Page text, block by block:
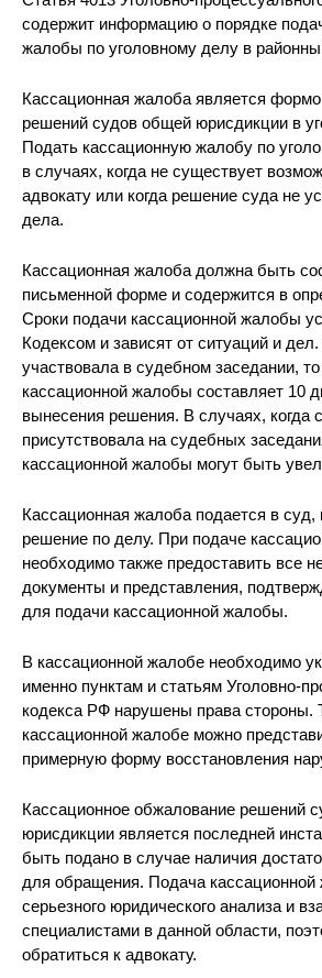
содержит информацию о порядке
жалобы по уголовному делу в
Кассационная жалоба является
решений судов общей юрисдикции в
Подать кассационную жалобу по
в случаях, когда не существует
адвокату или когда решение суда не
дела.
Кассационная жалоба должна быть
письменной форме и содержится в
Сроки подачи кассационной жалобы
Кодексом и зависят от ситуаций и
участвовала в судебном заседании,
кассационной жалобы составляет 10
вынесения решения. В случаях, когда
присутствовала на судебных
кассационной жалобы могут быть
Кассационная жалоба подается в суд,
решение по делу. При подаче
необходимо также предоставить все
документы и представления,
для подачи кассационной жалобы.
В кассационной жалобе необходимо
именно пунктам и статьям Уголовно-
кодекса РФ нарушены права стороны.
кассационной жалобе можно
примерную форму восстановления
Кассационное обжалование решений
юрисдикции является последней
быть подано в случае наличия
для обращения. Подача
серьезного юридического анализа и
специалистами в данной области,
обратиться к адвокату.